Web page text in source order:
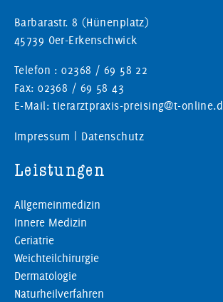
Barbarastr. 8 (Hünenplatz)
45739 Oer-Erkenschwick
Telefon : 02368 / 69 58 22
Fax: 02368 / 69 58 43
E-Mail: tierarztpraxis-preising@t-
Impressum | Datenschutz
Leistungen
Allgemeinmedizin
Innere Medizin
Geriatrie
Weichteilchirurgie
Dermatologie
Naturheilverfahren